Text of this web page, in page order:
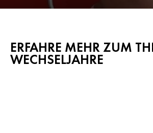
ERFAHRE MEHR ZUM
WECHSELJAHRE